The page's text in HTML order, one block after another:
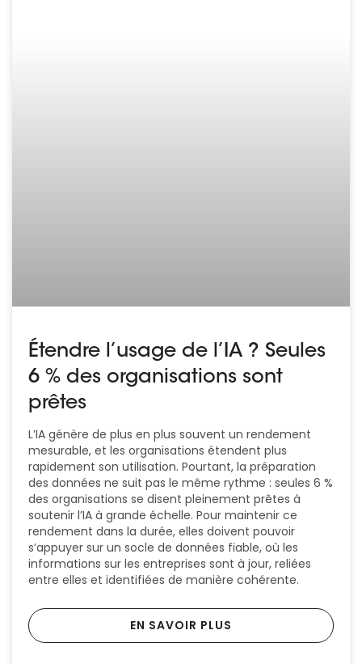
Étendre l’usage de l’IA ? Seules
6 % des organisations sont
prêtes
L’IA génère de plus en plus souvent un rendement
mesurable, et les organisations étendent plus
rapidement son utilisation. Pourtant, la préparation
des données ne suit pas le même rythme : seules 6 %
des organisations se disent pleinement prêtes à
soutenir l’IA à grande échelle. Pour maintenir ce
rendement dans la durée, elles doivent pouvoir
s’appuyer sur un socle de données fiable, où les
informations sur les entreprises sont à jour, reliées
entre elles et identifiées de manière cohérente.
EN SAVOIR PLUS